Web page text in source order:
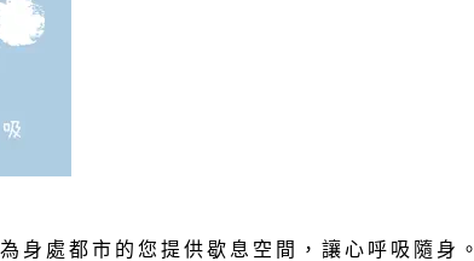
身處都市的您提供歇息空間，讓心呼吸隨身。